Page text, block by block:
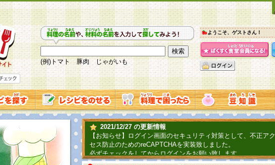
(例)トマト 豚肉 じゃがいも
ようこそ、ゲストさん！
2021/12/27 の更新情報
【お知らせ】ログイン画面のセキュリティ対策として、不正アク
セス防止のためのreCAPTCHAを実装致しました。
必ずチェックをしてからログインをお願い致します。